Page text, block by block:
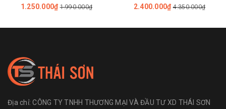
Để Tủ Dưới
1.250.000₫ 1.990.000₫
HM.X.2C.82.2.3 (820 x 450 x
215 mm)
2.400.000₫ 4.350.000₫
Địa chỉ:CÔNG TY TNHH THƯƠNG MẠI VÀ ĐẦU TƯ XD THÁI SƠN